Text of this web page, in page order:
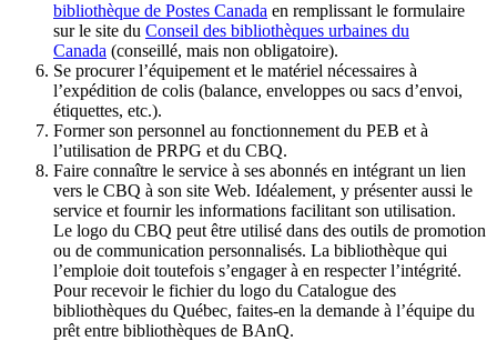
bibliothèque de Postes Canada en remplissant le formulaire
sur le site du Conseil des bibliothèques urbaines du
Canada (conseillé, mais non obligatoire).
Se procurer l’équipement et le matériel nécessaires à
l’expédition de colis (balance, enveloppes ou sacs d’envoi,
étiquettes, etc.).
Former son personnel au fonctionnement du PEB et à
l’utilisation de PRPG et du CBQ.
Faire connaître le service à ses abonnés en intégrant un lien
vers le CBQ à son site Web. Idéalement, y présenter aussi le
service et fournir les informations facilitant son utilisation.
Le logo du CBQ peut être utilisé dans des outils de promotion
ou de communication personnalisés. La bibliothèque qui
l’emploie doit toutefois s’engager à en respecter l’intégrité.
Pour recevoir le fichier du logo du Catalogue des
bibliothèques du Québec, faites-en la demande à l’équipe du
prêt entre bibliothèques de BAnQ.